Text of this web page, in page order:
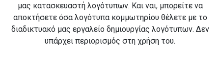
μας κατασκευαστή λογότυπων. Και ναι, μπορείτε να
αποκτήσετε όσα λογότυπα κομμωτηρίου θέλετε με το
διαδικτυακό μας εργαλείο δημιουργίας λογότυπων. Δεν
υπάρχει περιορισμός στη χρήση του.